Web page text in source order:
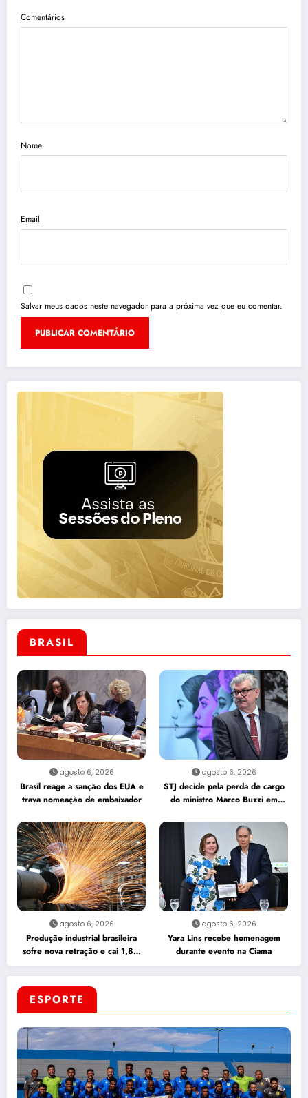
BRASIL
agosto 6, 2026
Brasil reage a sanção dos EUA e
trava nomeação de embaixador
agosto 6, 2026
STJ decide pela perda de cargo
do ministro Marco Buzzi em
agosto 6, 2026
Produção industrial brasileira
sofre nova retração e cai 1,8%
em junho
agosto 6, 2026
Yara Lins recebe homenagem
durante evento na Ciama
ESPORTE
Comentários
Nome
Email
Salvar meus dados neste navegador para a próxima vez que eu comentar.